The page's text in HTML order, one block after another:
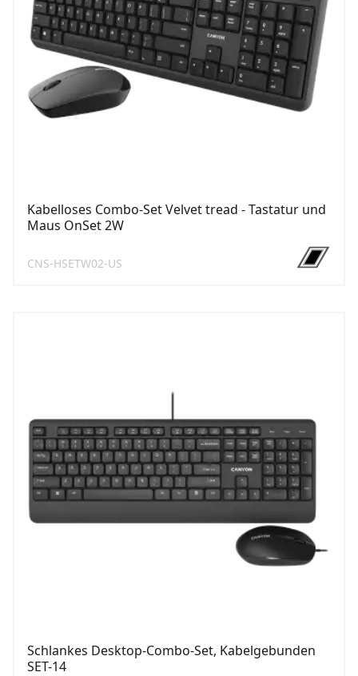
Kabelloses Combo-Set Velvet tread - Tastatur und
Maus OnSet 2W
CNS-HSETW02-US
Schlankes Desktop-Combo-Set, Kabelgebunden
SET-14